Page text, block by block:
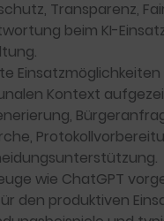
Transparenz,
beim KI-
Einsatzmöglichkeiten
Kontext
wie ChatGPT
den produktiven